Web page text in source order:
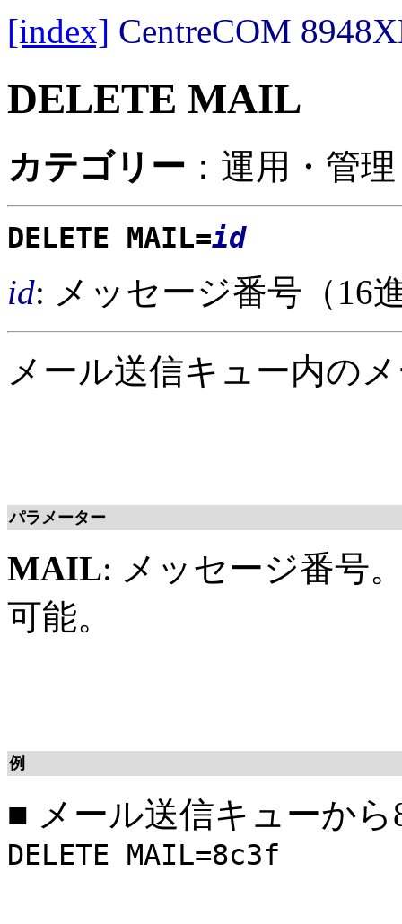
[index] CentreCOM
DELETE MAIL
カテゴリー ：運用・管
DELETE MAIL=id
id: メッセージ番号（16
メール送信キュー内の
パラメーター
MAIL: メッセージ番号
可能。
例
■ メール送信キューか
DELETE MAIL=8c3f